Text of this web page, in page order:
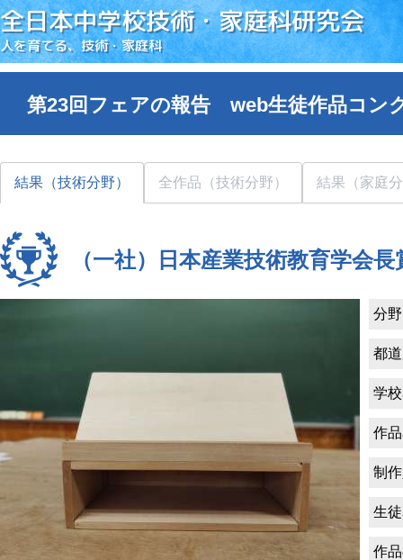
全日本中学校技術・家庭科研究会
人を育てる、技術・家庭科
第23回フェアの報告 web生徒作品コン
結果（技術分野） 全作品（技術分野） 結果（家庭
（一社）日本産業技術教育学会長
分
都
学
作
制
生
作